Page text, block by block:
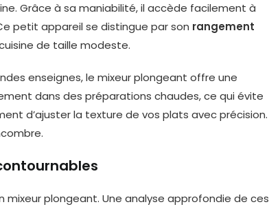
Grâce à sa maniabilité, il accède facilement à
petit appareil se distingue par son rangement
de taille modeste.
enseignes, le mixeur plongeant offre une
dans des préparations chaudes, ce qui évite
d’ajuster la texture de vos plats avec précision.
plongeant. Une analyse approfondie de ces